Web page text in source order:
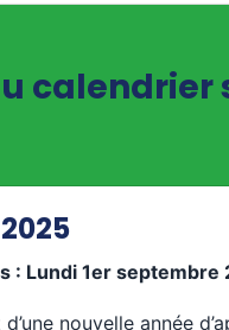
calendrier
: Lundi 1er septembre
nouvelle année